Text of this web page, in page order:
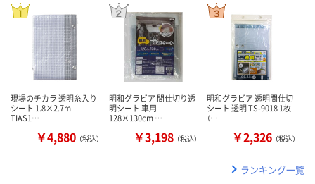
現場のチカラ 透明糸入り
シート 1.8×2.7m
TIAS1…
￥4,880 （税込）
明和グラビア 間仕切り透
明シート 車用
128×130cm …
￥3,198 （税込）
明和グラビア 透明間仕切
シート 透明 TS-9018 1枚
（…
￥2,326 （税込）
ランキング一覧